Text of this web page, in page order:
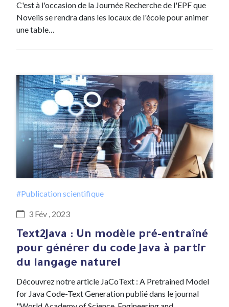
C'est à l'occasion de la Journée Recherche de l'EPF que
Novelis se rendra dans les locaux de l'école pour animer
une table…
#Publication scientifique
3 Fév , 2023
Text2Java : Un modèle pré-entraîné
pour générer du code Java à partir
du langage naturel
Découvrez notre article JaCoText : A Pretrained Model
for Java Code-Text Generation publié dans le journal